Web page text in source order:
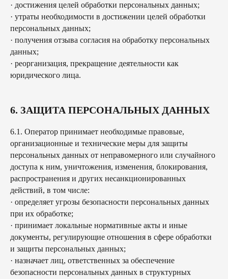
· достижения целей обработки персональных данных;
· утраты необходимости в достижении целей обработки
персональных данных;
· получения отзыва согласия на обработку персональных
данных;
· реорганизация, прекращение деятельности как
юридического лица.
6. ЗАЩИТА ПЕРСОНАЛЬНЫХ ДАННЫХ
6.1. Оператор принимает необходимые правовые,
организационные и технические меры для защиты
персональных данных от неправомерного или случайного
доступа к ним, уничтожения, изменения, блокирования,
распространения и других несанкционированных
действий, в том числе:
· определяет угрозы безопасности персональных данных
при их обработке;
· принимает локальные нормативные акты и иные
документы, регулирующие отношения в сфере обработки
и защиты персональных данных;
· назначает лиц, ответственных за обеспечение
безопасности персональных данных в структурных